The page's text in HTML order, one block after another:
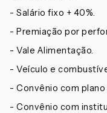
- Salário fixo + 40%.
- Premiação por
- Vale Alimentação.
- Veículo e
- Convênio com
- Convênio com